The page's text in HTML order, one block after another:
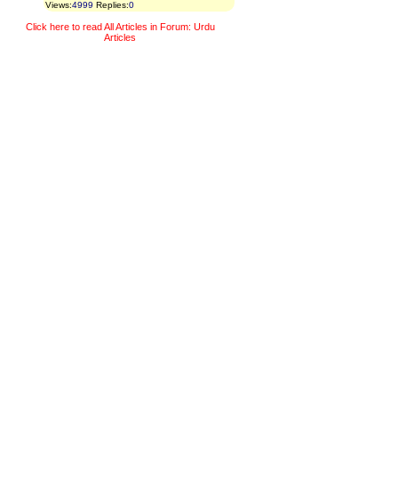
Views:4999 Replies:0
Click here to read All Articles in Forum: Urdu
Articles